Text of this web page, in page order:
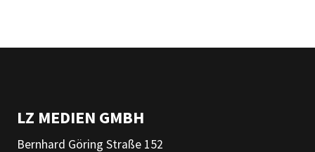
LZ MEDIEN GMBH
Bernhard Göring Straße 152